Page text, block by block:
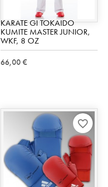
KARATE GI TOKAIDO
KUMITE MASTER JUNIOR,
WKF, 8 OZ
66,00 €
favorite_border